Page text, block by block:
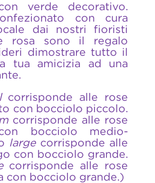
verde decorativo.
con cura
dai nostri fioristi
rosa sono il regalo
dimostrare tutto il
tua amicizia ad una
corrisponde alle rose
con bocciolo piccolo.
corrisponde alle rose
bocciolo medio-
large corrisponde alle
con bocciolo grande.
corrisponde alle rose
con bocciolo grande.)